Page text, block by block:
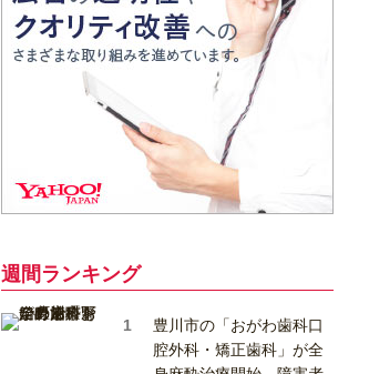
週間ランキング
豊川市の「おがわ歯科口
腔外科・矯正歯科」が全